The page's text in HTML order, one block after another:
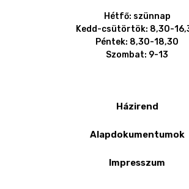
Hétfő: szünnap
Kedd-csütörtök: 8,30-
Péntek: 8,30-18,30
Szombat: 9-13
Házirend
Alapdokumentumok
Impresszum